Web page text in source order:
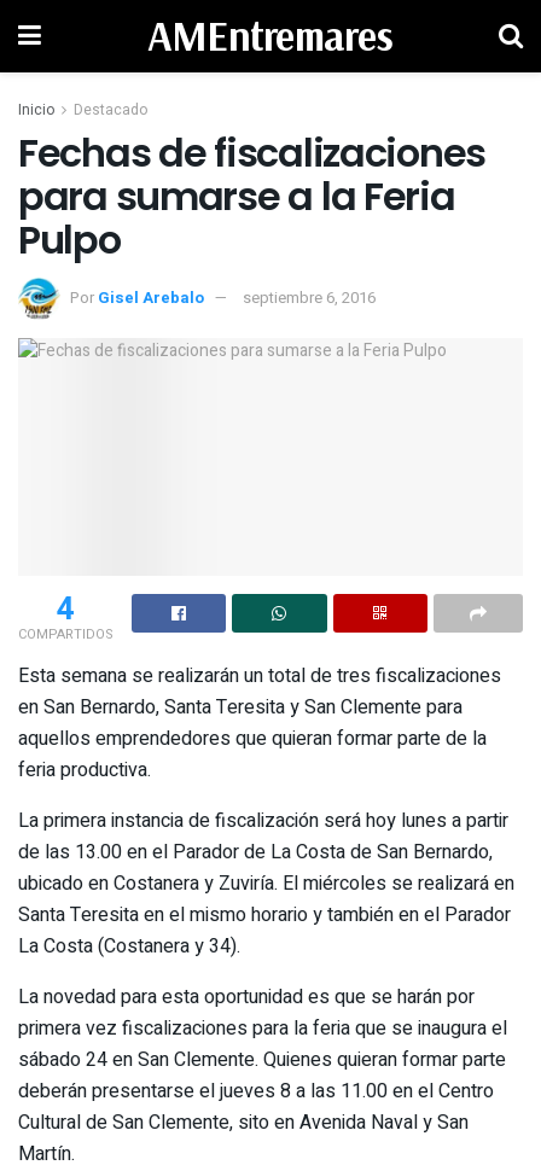
AMEntremares
Inicio Destacado
Fechas de fiscalizaciones
para sumarse a la Feria
Pulpo
Por Gisel Arebalo septiembre 6, 2016
4
COMPARTIDOS
Esta semana se realizarán un total de tres fiscalizaciones
en San Bernardo, Santa Teresita y San Clemente para
aquellos emprendedores que quieran formar parte de la
feria productiva.
La primera instancia de fiscalización será hoy lunes a partir
de las 13.00 en el Parador de La Costa de San Bernardo,
ubicado en Costanera y Zuviría. El miércoles se realizará en
Santa Teresita en el mismo horario y también en el Parador
La Costa (Costanera y 34).
La novedad para esta oportunidad es que se harán por
primera vez fiscalizaciones para la feria que se inaugura el
sábado 24 en San Clemente. Quienes quieran formar parte
deberán presentarse el jueves 8 a las 11.00 en el Centro
Cultural de San Clemente, sito en Avenida Naval y San
Martín.